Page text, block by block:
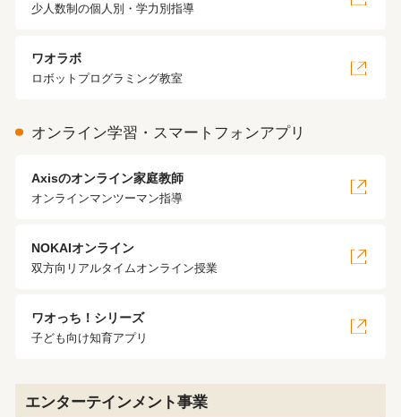
少人数制の個人別・学力別指導
ワオラボ
ロボットプログラミング教室
オンライン学習・スマートフォンアプリ
Axisのオンライン家庭教師
オンラインマンツーマン指導
NOKAIオンライン
双方向リアルタイムオンライン授業
ワオっち！シリーズ
子ども向け知育アプリ
エンターテインメント事業